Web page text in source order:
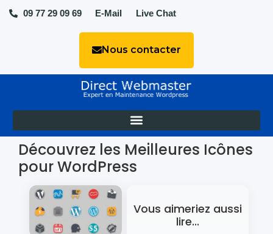
09 77 29 09 69 E-Mail Live Chat
Nous contacter
Découvrez les Meilleures Icônes
pour WordPress
Vous aimeriez aussi
lire...